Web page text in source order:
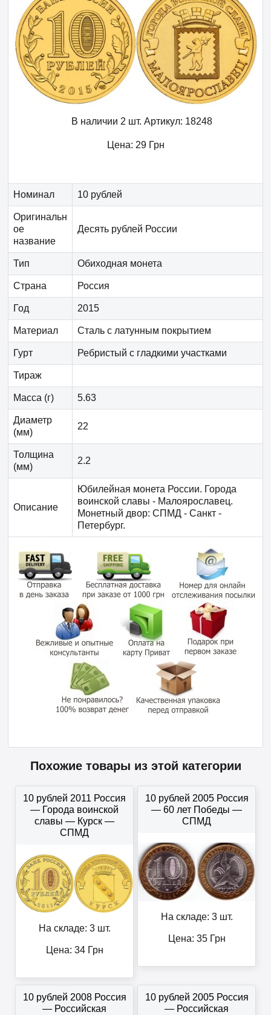
В наличии 2 шт. Артикул: 18248
Цена: 29 Грн
Номинал 10 рублей
Оригинальн
ое
название
Десять рублей России
Тип Обиходная монета
Страна Россия
Год 2015
Материал Сталь с латунным покрытием
Гурт Ребристый с гладкими участками
Тираж
Масса (г) 5.63
Диаметр
(мм)
22
Толщина
(мм)
2.2
Описание
Юбилейная монета России. Города
воинской славы - Малоярославец.
Монетный двор: СПМД - Санкт -
Петербург.
Похожие товары из этой категории
10 рублей 2011 Россия
— Города воинской
славы — Курск —
СПМД
На складе: 3 шт.
Цена: 34Грн
10 рублей 2005 Россия
— 60 лет Победы —
СПМД
На складе: 3 шт.
Цена: 35Грн
10 рублей 2008 Россия
— Российская
10 рублей 2005 Россия
— Российская